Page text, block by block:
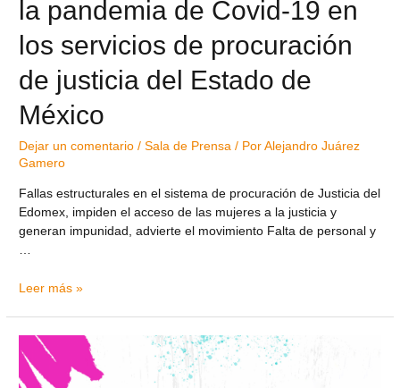
la pandemia de Covid-19 en
los servicios de procuración
de justicia del Estado de
México
Dejar un comentario /Sala de Prensa / PorAlejandro Juárez
Gamero
Fallas estructurales en el sistema de procuración de Justicia del
Edomex, impiden el acceso de las mujeres a la justicia y
generan impunidad, advierte el movimiento Falta de personal y
…
Leer más »